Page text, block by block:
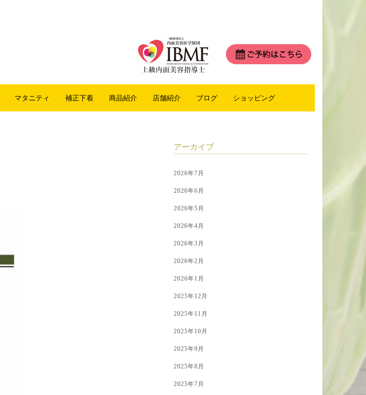
マタニティ 補正下着 商品紹介 店舗紹介 ブログ ショッピング
アーカイブ
2026年7月
2026年6月
2026年5月
2026年4月
2026年3月
2026年2月
2026年1月
2025年12月
2025年11月
2025年10月
2025年9月
2025年8月
2025年7月